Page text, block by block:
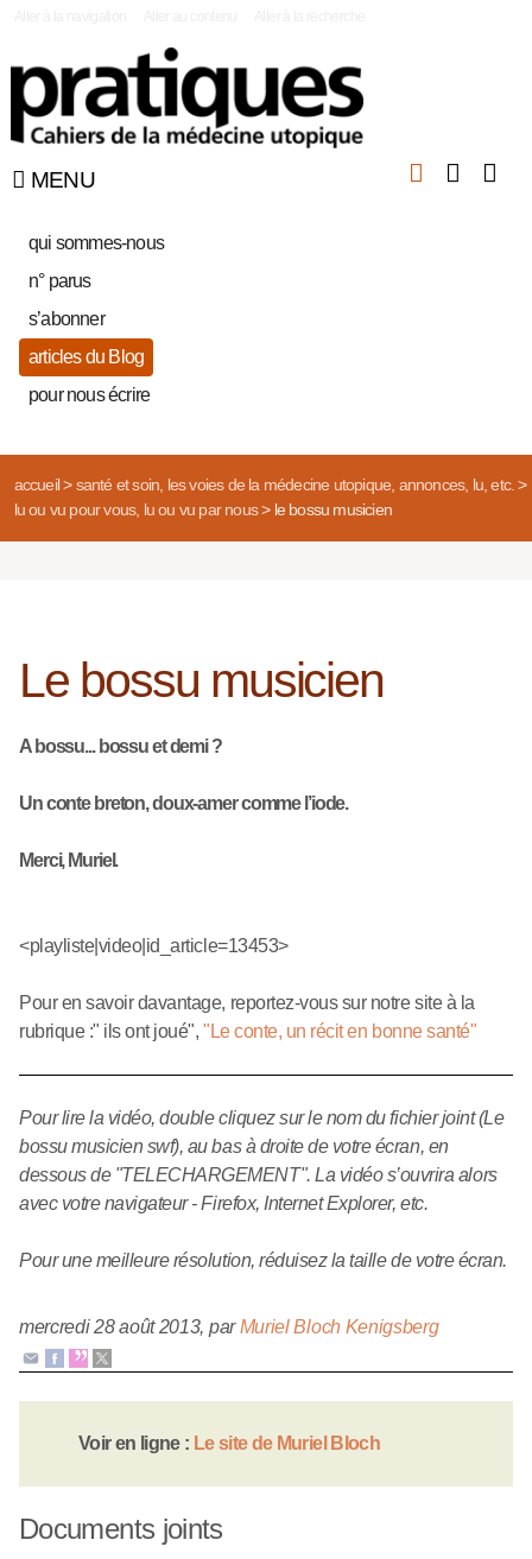
MENU
qui sommes-nous
n° parus
s’abonner
articles du Blog
pour nous écrire
accueil> santé et soin, les voies de la médecine utopique, annonces, lu, etc.>
lu ou vu pour vous, lu ou vu par nous> le bossu musicien
Le bossu musicien
A bossu... bossu et demi ?
Un conte breton, doux-amer comme l’iode.
Merci, Muriel.
<playliste|video|id_article=13453>
Pour en savoir davantage, reportez-vous sur notre site à la
rubrique :" ils ont joué","Le conte, un récit en bonne santé"
Pour lire la vidéo, double cliquez sur le nom du fichier joint (Le
bossu musicien swf), au bas à droite de votre écran, en
dessous de "TELECHARGEMENT". La vidéo s’ouvrira alors
avec votre navigateur - Firefox, Internet Explorer, etc.
Pour une meilleure résolution, réduisez la taille de votre écran.
mercredi 28 août 2013, parMuriel Bloch Kenigsberg
Voir en ligne : Le site de Muriel Bloch
Documents joints